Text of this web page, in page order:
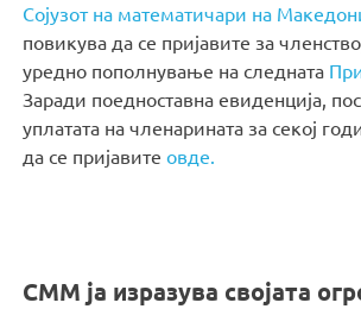
Сојузот на математичари на
повикува да се пријавите за
уредно пополнување на следната
Заради поедноставна евиденција,
уплатата на членарината за секој
да се пријавитеовде.
СММ ја изразува својата